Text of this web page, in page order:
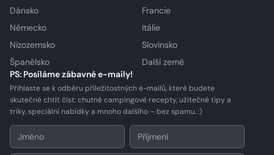
Dánsko
Francie
Německo
Itálie
Nizozemsko
Slovinsko
Španělsko
Další země
PS: Posíláme zábavné e-maily!
Přihlaste se k odběru příležitostných e-mailů, které budete
skutečně chtít číst: chutné campingové recepty, užitečné tipy a
triky, speciální nabídky a mnoho dalšího – bez spamu. :)